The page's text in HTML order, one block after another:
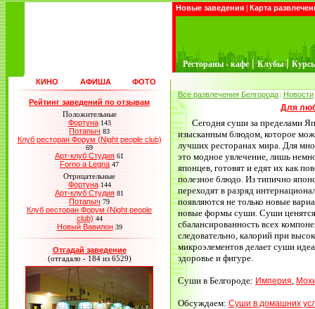
Новые заведения | Карта
Рестораны - кафе | Клубы |
КИНО АФИША ФОТО
Рейтинг заведений по отзывам
Положительные
Фортуна 143
Потапыч 83
Клуб ресторан Форум (Night people club)
69
Арт-клуб Студия 61
Forno a Legna 47
Отрицательные
Фортуна 144
Арт-клуб Студия 81
Потапыч 79
Клуб ресторан Форум (Night people
club) 44
Новый Вавилон 39
Отгадай заведение
(отгадало - 184 из 6529)
Все развлечения Белгорода / Новости
Для
Сегодня суши за пределами
изысканным блюдом, которое
лучших ресторанах мира. Для
это модное увлечение, лишь
японцев, готовят и едят их как
полезное блюдо. Из типично
переходят в разряд
появляются не только новые
новые формы суши. Суши ценятся
сбалансированность всех
следовательно, калорий при
микроэлементов делает суши
здоровье и фигуре.
Суши в Белгороде: Империя,
Обсуждаем: Суши в домашних